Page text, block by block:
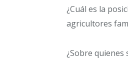
¿Cuál es la
agricultores
¿Sobre